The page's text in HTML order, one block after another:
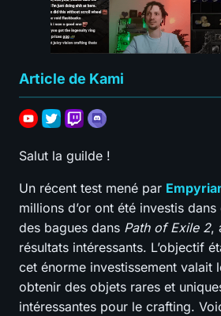
Article de Kami
Salut la guilde !
Un récent test mené par
millions d’or ont été investis
des bagues dans Path of Exile 2,
résultats intéressants. L’objectif
cet énorme investissement valait
obtenir des objets rares et
intéressantes pour le crafting.